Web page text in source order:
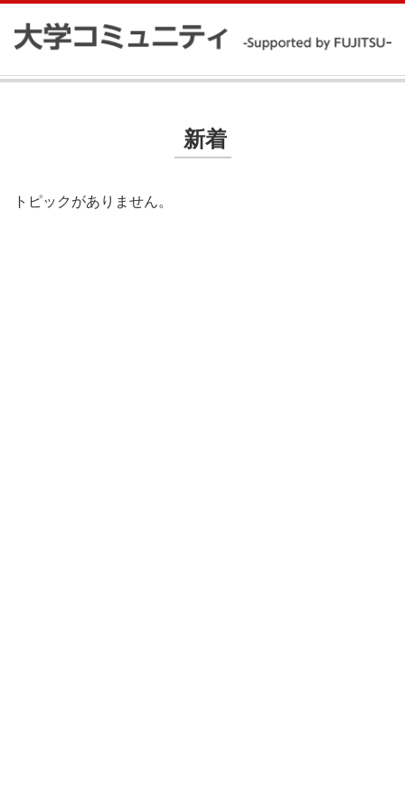
新着
トピックがありません。